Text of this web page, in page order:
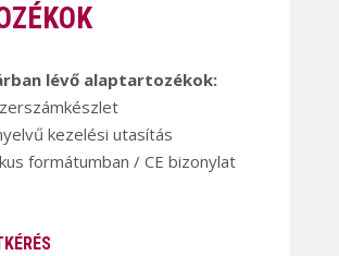
lévő alaptartozékok:
kezelési utasítás
formátumban / CE bizonylat